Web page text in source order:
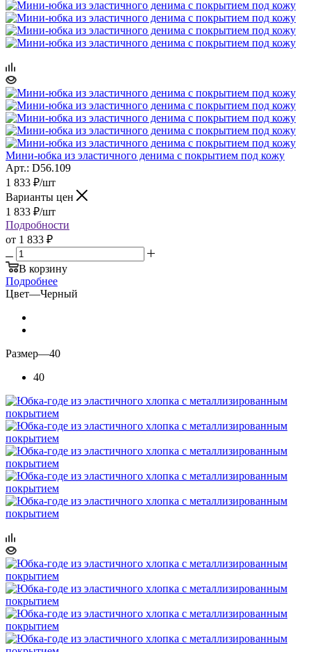
Мини-юбка из эластичного денима с покрытием под кожу
Арт.: D56.109
1 833 ₽/шт
Варианты цен
1 833 ₽/шт
Подробности
от 1 833 ₽
В корзину
Подробнее
Цвет—Черный
Размер—40
40